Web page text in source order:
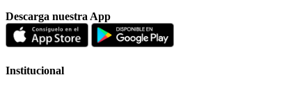
Descarga nuestra App
Institucional